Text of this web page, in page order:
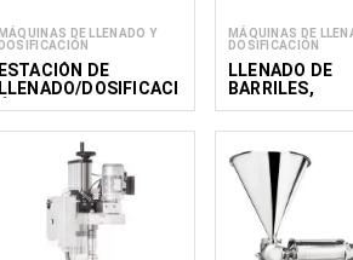
MÁQUINAS DE LLENADO Y
DOSIFICACIÓN
ESTACIÓN DE
LLENADO/DOSIFICACI
DE MIEL CON
MÁQUINAS DE
DOSIFICACIÓN
LLENADO DE
BARRILES,
CISTERNAS Y